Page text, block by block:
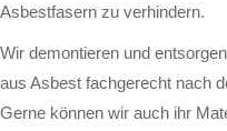
Asbestfasern zu verhindern.
Wir demontieren und
aus Asbest fachgerecht nach
Gerne können wir auch ihr